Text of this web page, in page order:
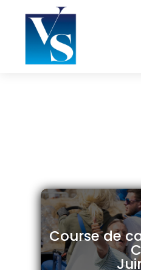
Course de